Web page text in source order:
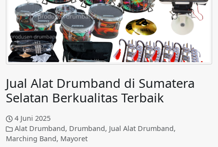
Jual Alat Drumband di Sumatera
Selatan Berkualitas Terbaik
4 Juni 2025
Alat Drumband, Drumband, Jual Alat Drumband,
Marching Band, Mayoret